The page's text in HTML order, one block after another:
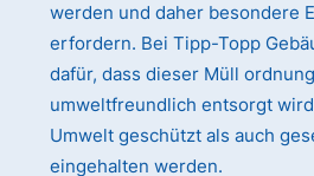
werden und daher besondere
erfordern. Bei Tipp-Topp
dafür, dass dieser Müll
umweltfreundlich entsorgt
Umwelt geschützt als auch
eingehalten werden.